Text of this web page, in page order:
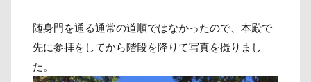
随身門を通る通常の道順ではなかったので、本殿で
先に参拝をしてから階段を降りて写真を撮りまし
た。
鵜の浜海岸
鳩 鰻
魚止めの滝
鬼押出し園
駄々コネ 首里城
館林市
飼い主似
顔遊び 飯能市
飯山市